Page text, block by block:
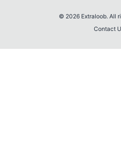
© 2026 Extraloob. All
Contact